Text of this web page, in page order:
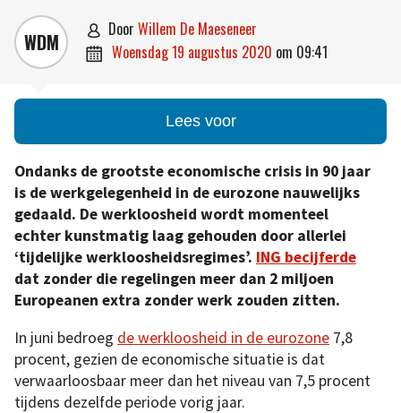
WDM  door Willem De Maeseneer
 woensdag 19 augustus 2020 om 09:41
Lees voor
Ondanks de grootste economische crisis in 90 jaar
is de werkgelegenheid in de eurozone nauwelijks
gedaald. De werkloosheid wordt momenteel
echter kunstmatig laag gehouden door allerlei
‘tijdelijke werkloosheidsregimes’. ING becijferde
dat zonder die regelingen meer dan 2 miljoen
Europeanen extra zonder werk zouden zitten.
In juni bedroeg de werkloosheid in de eurozone 7,8
procent, gezien de economische situatie is dat
verwaarloosbaar meer dan het niveau van 7,5 procent
tijdens dezelfde periode vorig jaar.